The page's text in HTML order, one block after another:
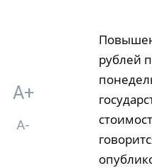
A+
A-
рублей